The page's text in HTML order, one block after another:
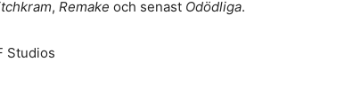
, Remake och senast Odödliga.
Studios